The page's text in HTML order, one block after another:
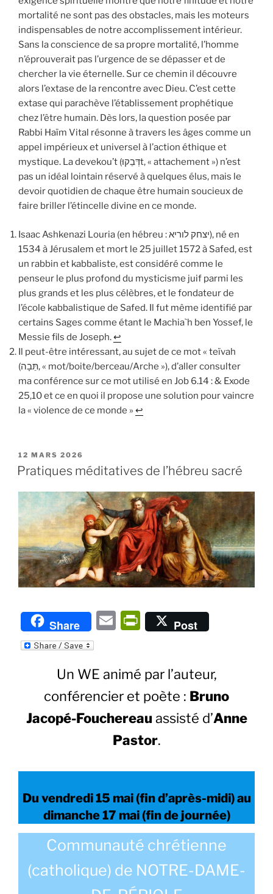
mortalité ne sont pas des obstacles, mais les moteurs
indispensables de notre accomplissement intérieur.
Sans la conscience de sa propre mortalité, l’homme
n’éprouverait pas l’urgence de se dépasser et de
chercher la vie éternelle. Sur ce chemin il découvre
alors l’extase de la rencontre avec Dieu. C’est cette
extase qui parachève l’établissement prophétique
chez l’être humain. Dès lors, la question posée par
Rabbi Haïm Vital résonne à travers les âges comme un
appel impérieux et universel à l’action éthique et
mystique. La devekou’t (דְּבֵקוּt, « attachement ») n’est
pas un idéal lointain réservé à quelques élus, mais le
devoir quotidien de chaque être humain soucieux de
faire briller l’étincelle divine en ce monde.
Isaac Ashkenazi Louria (en hébreu : יצחק לוריא), né en
1534 à Jérusalem et mort le 25 juillet 1572 à Safed, est
un rabbin et kabbaliste, est considéré comme le
penseur le plus profond du mysticisme juif parmi les
plus grands et les plus célèbres, et le fondateur de
l’école kabbalistique de Safed. Il fut même identifié par
certains Sages comme étant le Machia`h ben Yossef, le
Messie fils de Joseph.↩︎
Il peut-être intéressant, au sujet de ce mot « teïvah
(תֵּבָה, « mot/boite/berceau/Arche »), d’aller consulter
ma conférence sur ce mot utilisé en Job 6.14 : & Exode
25,10 et ce en quoi il propose une solution pour vaincre
la « violence de ce monde » ↩︎
PUBLIÉ
LE
12 MARS 2026
Pratiques méditatives de l’hébreu sacré
Share
E
l
P
ri
Fr
ie
n
dl
Post
Un WE animé par l’auteur,
conférencier et poète : Bruno
Jacopé-Fouchereauassisté d’Anne
Pastor.
Du vendredi 15 mai (fin d’après-midi) au
dimanche 17 mai (fin de journée)
Communauté chrétienne
(catholique) de NOTRE-DAME-